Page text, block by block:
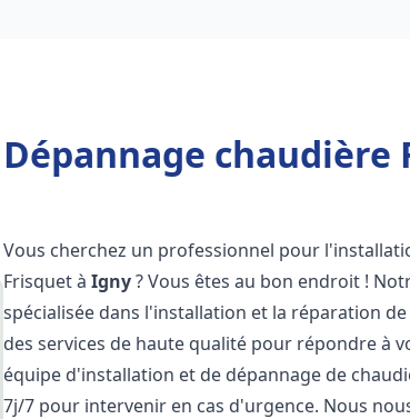
chaudière
Vous cherchez un professionnel pour
Frisquet àIgny? Vous êtes au bon endroit !
spécialisée dans l'installation et la réparation
des services de haute qualité pour répondre à
équipe d'installation et de dépannage de
7j/7 pour intervenir en cas d'urgence. Nous